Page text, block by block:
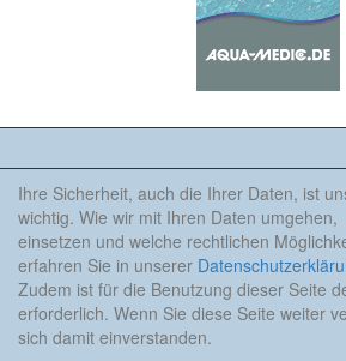
Zum Anfang
Ihre Sicherheit, auch die Ihrer Daten, ist
wichtig. Wie wir mit Ihren Daten umgehen,
einsetzen und welche rechtlichen
erfahren Sie in unserer
Zudem ist für die Benutzung dieser Seite
erforderlich. Wenn Sie diese Seite weiter
sich damit einverstanden.